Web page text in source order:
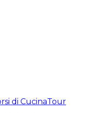
di CucinaTour